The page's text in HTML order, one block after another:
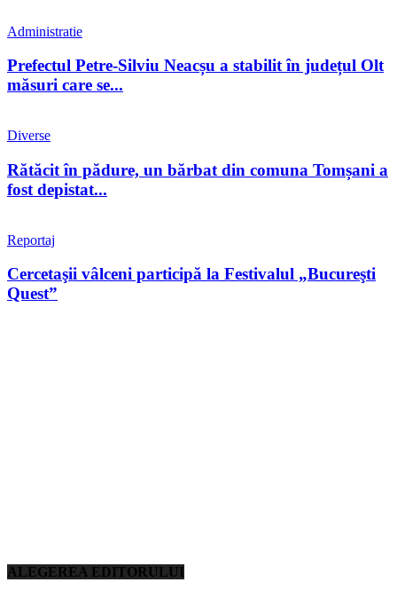
Administratie
Prefectul Petre-Silviu Neacșu a stabilit în județul Olt
măsuri care se...
Diverse
Rătăcit în pădure, un bărbat din comuna Tomșani a
fost depistat...
Reportaj
Cercetaşii vâlceni participă la Festivalul „Bucureşti
Quest”
ALEGEREA EDITORULUI